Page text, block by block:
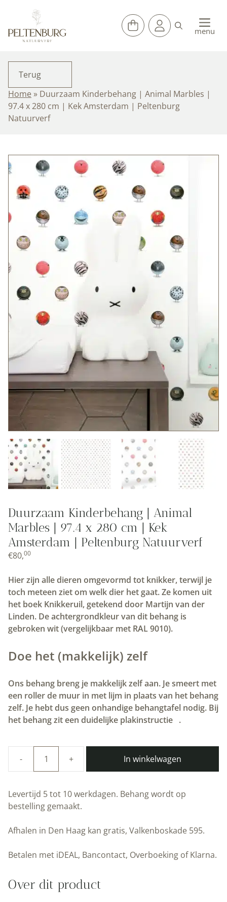
de
inhoud
menu
Terug
Home » Duurzaam Kinderbehang | Animal Marbles |
97.4 x 280 cm | Kek Amsterdam | Peltenburg
Natuurverf
Duurzaam Kinderbehang | Animal
Marbles | 97.4 x 280 cm | Kek
Amsterdam | Peltenburg Natuurverf
€80,00
Hier zijn alle dieren omgevormd tot knikker, terwijl je
toch meteen ziet om welk dier het gaat. Ze komen uit
het boek Knikkeruil, getekend door Martijn van der
Linden. De achtergrondkleur van dit behang is
gebroken wit (vergelijkbaar met RAL 9010).
Doe het (makkelijk) zelf
Ons behang breng je makkelijk zelf aan. Je smeert met
een roller de muur in met lijm in plaats van het behang
zelf. Je hebt dus geen onhandige behangtafel nodig. Bij
het behang zit een duidelijke plakinstructie .
Animal
97.4
x
280
|
In winkelwagen
Levertijd 5 tot 10 werkdagen. Behang wordt op
bestelling gemaakt.
Afhalen in Den Haag kan gratis, Valkenboskade 595.
Betalen met iDEAL, Bancontact, Overboeking of Klarna.
Over dit product